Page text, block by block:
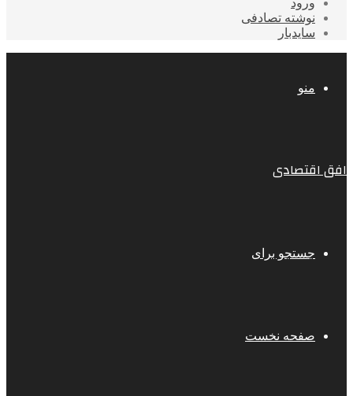
ورود
نوشته تصادفی
سایدبار
منو
افق اقتصادی
جستجو برای
صفحه نخست